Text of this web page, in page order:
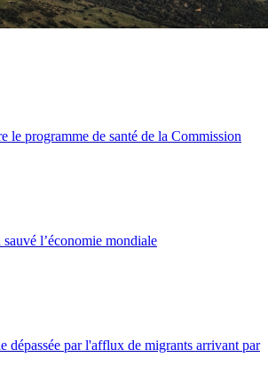
le programme de santé de la Commission
l’économie mondiale
dépassée par l'afflux de migrants arrivant par